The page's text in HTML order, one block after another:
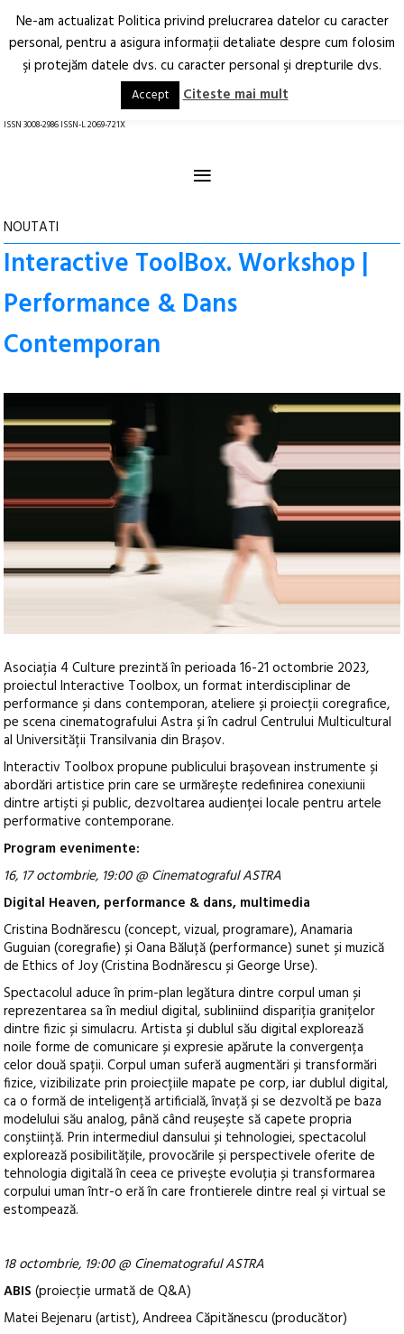
Arhitectură.
Oraș.
RO EN
ISSN 3008-2986 ISSN-L 2069-721X
≡
NOUTATI
Interactive ToolBox. Workshop |
Performance & Dans
Contemporan
Asociația 4 Culture prezintă în perioada 16-21 octombrie 2023,
proiectul Interactive Toolbox, un format interdisciplinar de
performance și dans contemporan, ateliere și proiecții coregrafice,
pe scena cinematografului Astra și în cadrul Centrului Multicultural
al Universității Transilvania din Brașov.
Interactiv Toolbox propune publicului brașovean instrumente și
abordări artistice prin care se urmărește redefinirea conexiunii
dintre artiști și public, dezvoltarea audienței locale pentru artele
performative contemporane.
Program evenimente:
16, 17 octombrie, 19:00 @ Cinematograful ASTRA
Digital Heaven, performance & dans, multimedia
Cristina Bodnărescu (concept, vizual, programare), Anamaria
Guguian (coregrafie) și Oana Băluță (performance) sunet și muzică
de Ethics of Joy (Cristina Bodnărescu și George Urse).
Spectacolul aduce în prim-plan legătura dintre corpul uman și
reprezentarea sa în mediul digital, subliniind dispariția granițelor
dintre fizic și simulacru. Artista și dublul său digital explorează
noile forme de comunicare și expresie apărute la convergența
celor două spații. Corpul uman suferă augmentări și transformări
fizice, vizibilizate prin proiecțiile mapate pe corp, iar dublul digital,
ca o formă de inteligență artificială, învață și se dezvoltă pe baza
modelului său analog, până când reușește să capete propria
conștiință. Prin intermediul dansului și tehnologiei, spectacolul
explorează posibilitățile, provocările și perspectivele oferite de
tehnologia digitală în ceea ce privește evoluția și transformarea
corpului uman într-o eră în care frontierele dintre real și virtual se
estompează.
18 octombrie, 19:00 @ Cinematograful ASTRA
ABIS (proiecție urmată de Q&A)
Matei Bejenaru (artist), Andreea Căpitănescu (producător)
Ne-am actualizat Politica privind prelucrarea datelor cu caracter
personal, pentru a asigura informaţii detaliate despre cum folosim
şi protejăm datele dvs. cu caracter personal şi drepturile dvs.
Accept Citeste mai mult